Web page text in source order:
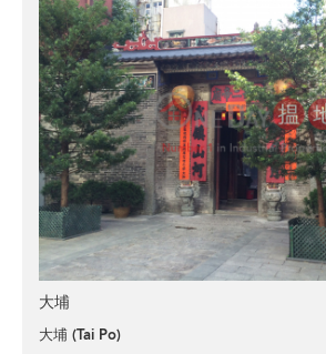
大埔
大埔 (Tai Po)